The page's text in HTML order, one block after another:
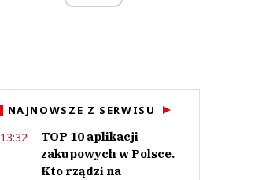
NAJNOWSZE Z SERWISU
13:32
TOP 10 aplikacji
zakupowych w Polsce.
Kto rządzi na